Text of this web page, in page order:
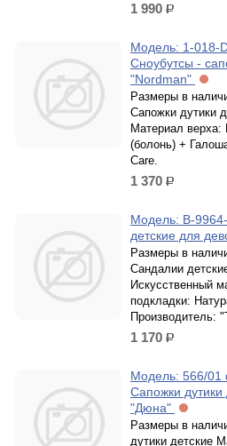
1 990 р.
Модель: 1-018-
Сноубутсы -
"Nordman"
Размеры в
Сапожки дутики
Материал верха:
(болонь) +
Care.
1 370 р.
Модель: B-
детские для
Размеры в
Сандалии
Искусственный
подкладки:
Производитель:
1 170 р.
Модель: 566/01
Сапожки дутики
"Дюна"
Размеры в
дутики детские